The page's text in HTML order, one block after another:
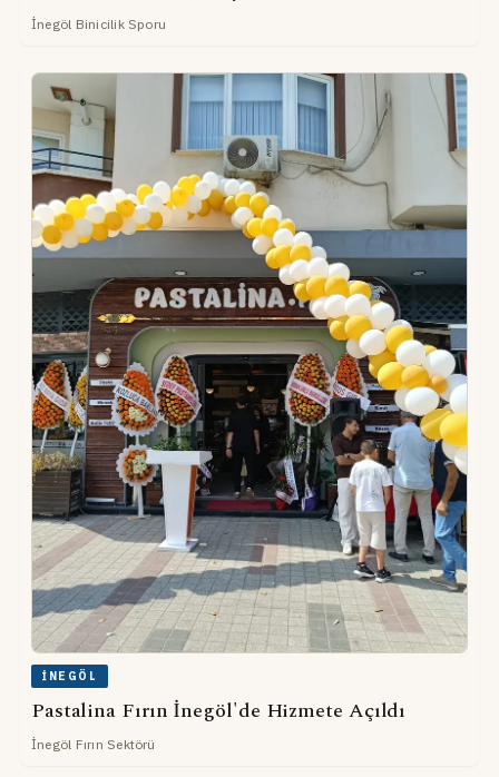
İnegöl Binicilik Sporu
İNEGÖL
Pastalina Fırın İnegöl'de Hizmete Açıldı
İnegöl Fırın Sektörü